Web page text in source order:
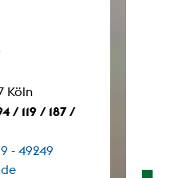
Köln
/ 119 / 187 /
- 49249